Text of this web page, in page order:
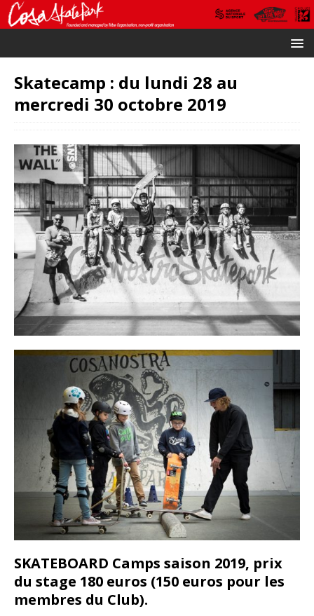
Skatecamp : du lundi 28 au
mercredi 30 octobre 2019
SKATEBOARD Camps saison 2019, prix
du stage 180 euros (150 euros pour les
membres du Club).